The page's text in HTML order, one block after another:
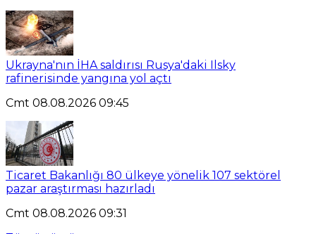
Ukrayna'nın İHA saldırısı Rusya'daki Ilsky
rafinerisinde yangına yol açtı
Cmt 08.08.2026 09:45
Ticaret Bakanlığı 80 ülkeye yönelik 107 sektörel
pazar araştırması hazırladı
Cmt 08.08.2026 09:31